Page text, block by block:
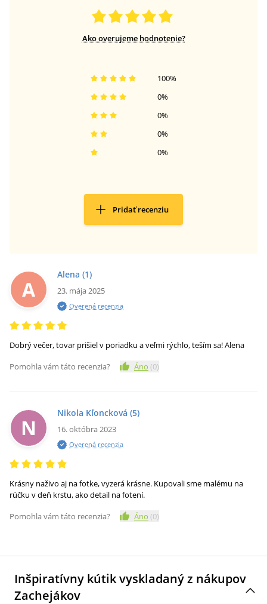
Ako overujeme hodnotenie?
0%
0%
0%
0%
100%
Pridať recenziu
A
Alena (1)
23. mája 2025
Overená recenzia
Dobrý večer, tovar prišiel v poriadku a veľmi rýchlo, teším sa! Alena
Pomohla vám táto recenzia?
Áno (0)
N
Nikola Kľoncková (5)
16. októbra 2023
Overená recenzia
Krásny naživo aj na fotke, vyzerá krásne. Kupovali sme malému na
rúčku v deň krstu, ako detail na fotení.
Pomohla vám táto recenzia?
Áno (0)
Inšpiratívny kútik vyskladaný z nákupov
Zachejákov